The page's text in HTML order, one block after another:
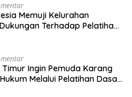
Memuji Kelurahan
Terhadap Pelatihan
Ingin Pemuda Karang
Melalui Pelatihan Dasar